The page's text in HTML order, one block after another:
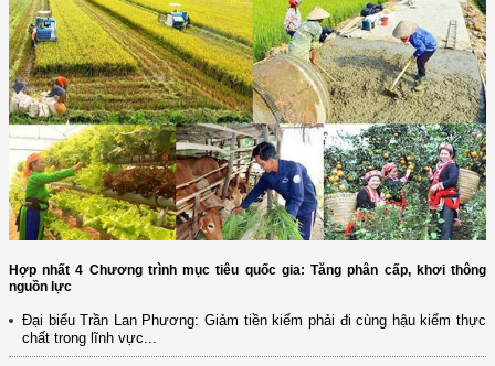
Hợp nhất 4 Chương trình mục tiêu quốc gia: Tăng phân cấp, khơi thông
nguồn lực
Đại biểu Trần Lan Phương: Giảm tiền kiểm phải đi cùng hậu kiểm thực
chất trong lĩnh vực...